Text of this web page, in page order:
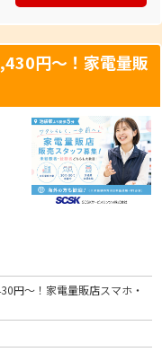
円～！家電量販
円～！家電量販店スマホ・